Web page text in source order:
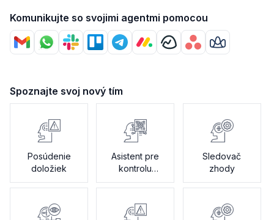
Komunikujte so svojimi agentmi pomocou
Spoznajte svoj nový tím
Posúdenie
doložiek
Asistent pre
kontrolu
politiky
Sledovač
zhody